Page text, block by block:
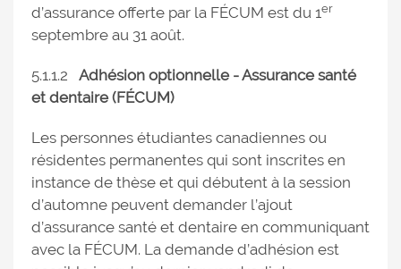
d’assurance offerte par la FÉCUM est du 1er
septembre au 31 août.
5.1.1.2 Adhésion optionnelle - Assurance santé
et dentaire (FÉCUM)
Les personnes étudiantes canadiennes ou
résidentes permanentes qui sont inscrites en
instance de thèse et qui débutent à la session
d’automne peuvent demander l’ajout
d’assurance santé et dentaire en communiquant
avec la FÉCUM. La demande d’adhésion est